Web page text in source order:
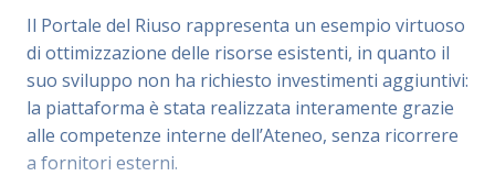
duplice valore pubblico: un unico sistema gestisce sia
l’ottimizzazione interna (trasferimenti inventariali)
sia la solidarietà territoriale (donazioni a enti no-
profit).
Il Portale del Riuso rappresenta un esempio virtuoso
di ottimizzazione delle risorse esistenti, in quanto il
suo sviluppo non ha richiesto investimenti aggiuntivi:
la piattaforma è stata realizzata interamente grazie
alle competenze interne dell’Ateneo, senza ricorrere
a fornitori esterni.